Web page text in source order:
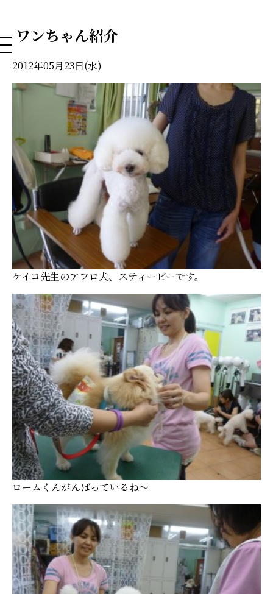
NAHA DOG GROOMING SCHOOL
ワンちゃん紹介
2012年05月23日(水)
ケイコ先生のアフロ犬、スティービーです。
ロームくんがんばっているね～